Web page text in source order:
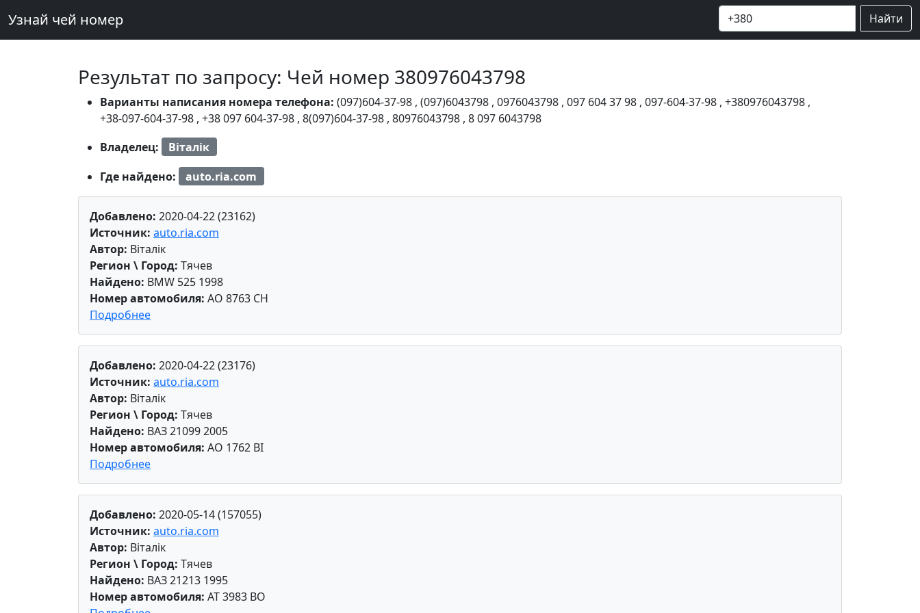
Узнай чей номер Найти
Результат по запросу: Чей номер 380976043798
Варианты написания номера телефона: (097)604-37-98 , (097)6043798 , 0976043798 , 097 604 37 98 , 097-604-37-98 , +380976043798 ,
+38-097-604-37-98 , +38 097 604-37-98 , 8(097)604-37-98 , 80976043798 , 8 097 6043798
Владелец:
Віталік
Где найдено:
auto.ria.com
Добавлено: 2020-04-22 (23162)
Источник: auto.ria.com
Автор: Віталік
Регион \ Город: Тячев
Найдено: BMW 525 1998
Номер автомобиля: AO 8763 CH
Подробнее
Добавлено: 2020-04-22 (23176)
Источник: auto.ria.com
Автор: Віталік
Регион \ Город: Тячев
Найдено: ВАЗ 21099 2005
Номер автомобиля: AO 1762 BI
Подробнее
Добавлено: 2020-05-14 (157055)
Источник: auto.ria.com
Автор: Віталік
Регион \ Город: Тячев
Найдено: ВАЗ 21213 1995
Номер автомобиля: AT 3983 BO